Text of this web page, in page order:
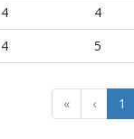
4
4
4 5
« ‹ 1